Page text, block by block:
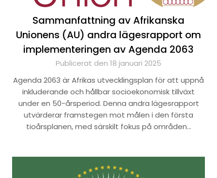
Sammanfattning av Afrikanska
Unionens (AU) andra lägesrapport om
implementeringen av Agenda 2063
Publicerat den 18 januari 2025
Agenda 2063 är Afrikas utvecklingsplan för att uppnå
inkluderande och hållbar socioekonomisk tillväxt
under en 50-årsperiod. Denna andra lägesrapport
utvärderar framstegen mot målen i den första
tioårsplanen, med särskilt fokus på områden…